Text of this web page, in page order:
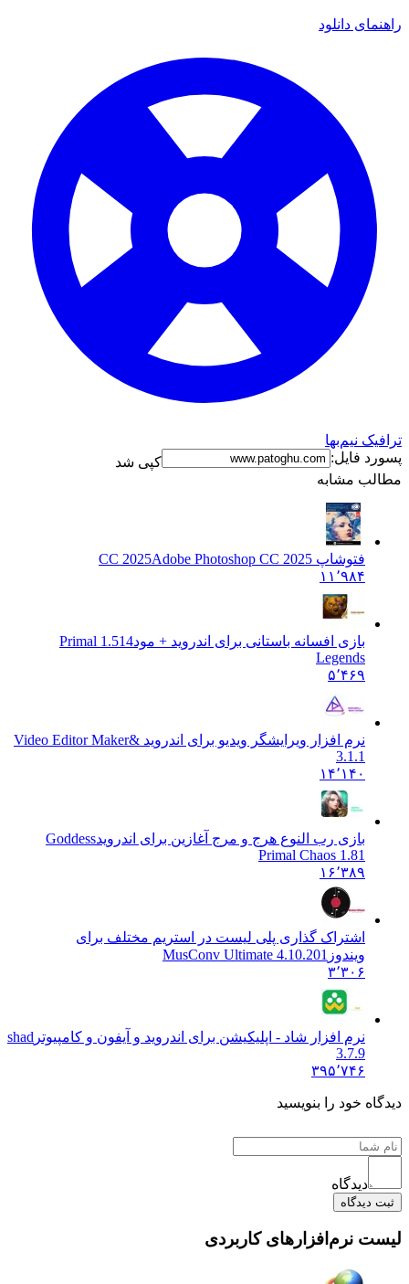
راهنمای دانلود
ترافیک نیم‌بها
پسورد فایل:
کپی شد
مطالب مشابه
فتوشاپ CC 2025 Adobe Photoshop CC 2025
۱۱٬۹۸۴
بازی افسانه باستانی برای اندروید + مود
1.514 Primal
Legends
۵٬۴۶۹
نرم افزار ویرایشگر ویدیو برای اندروید &Video Editor Maker
3.1.1
۱۴٬۱۴۰
بازی رب النوع هرج و مرج آغازین برای اندرویدGoddess
Primal Chaos 1.81
۱۶٬۳۸۹
اشتراک گذاری پلی لیست در استریم مختلف برای
ویندوز MusConv Ultimate 4.10.201
۳٬۳۰۶
نرم افزار شاد - اپلیکیشن برای اندروید و آیفون و کامپیوتر shad
3.7.9
۳۹۵٬۷۴۶
دیدگاه خود را بنویسید
دیدگاه
ثبت دیدگاه
لیست نرم‌افزارهای کاربردی